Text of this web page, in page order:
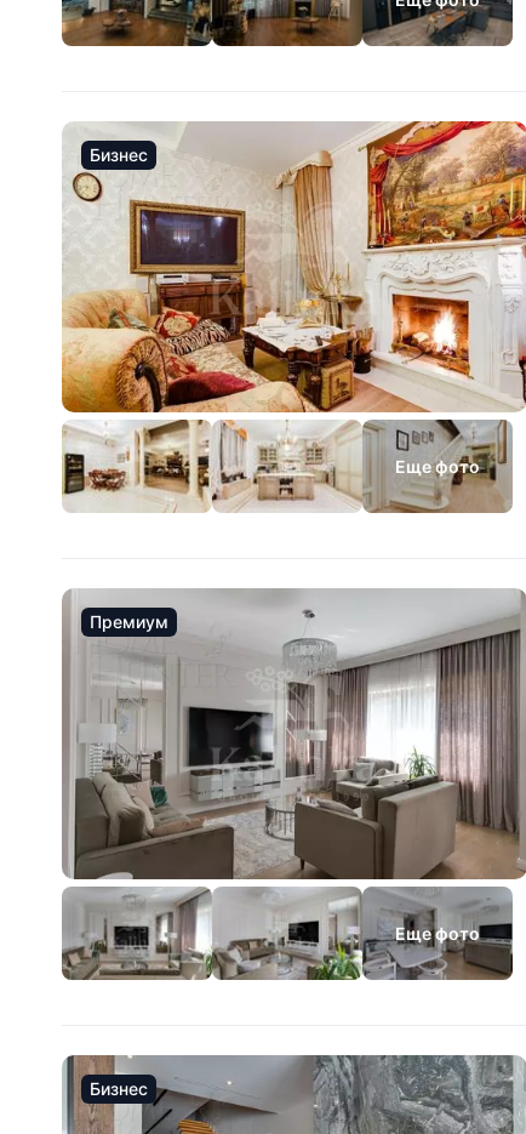
Бизнес
Еще фото
Премиум
Еще фото
Бизнес